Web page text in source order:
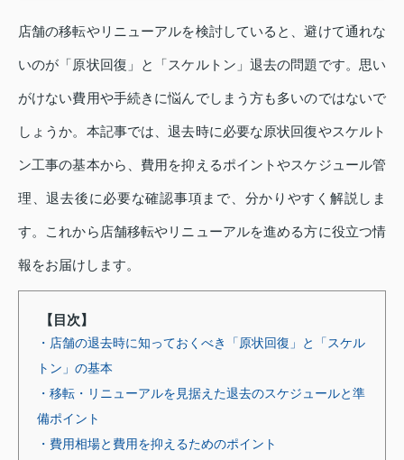
店舗の移転やリニューアルを検討していると、避けて通れな
いのが「原状回復」と「スケルトン」退去の問題です。思い
がけない費用や手続きに悩んでしまう方も多いのではないで
しょうか。本記事では、退去時に必要な原状回復やスケルト
ン工事の基本から、費用を抑えるポイントやスケジュール管
理、退去後に必要な確認事項まで、分かりやすく解説しま
す。これから店舗移転やリニューアルを進める方に役立つ情
報をお届けします。
【目次】
・店舗の退去時に知っておくべき「原状回復」と「スケル
トン」の基本
・移転・リニューアルを見据えた退去のスケジュールと準
備ポイント
・費用相場と費用を抑えるためのポイント